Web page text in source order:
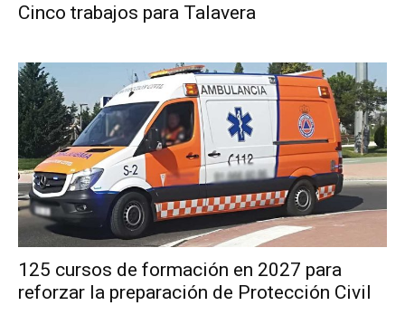
Cinco trabajos para Talavera
125 cursos de formación en 2027 para
reforzar la preparación de Protección Civil